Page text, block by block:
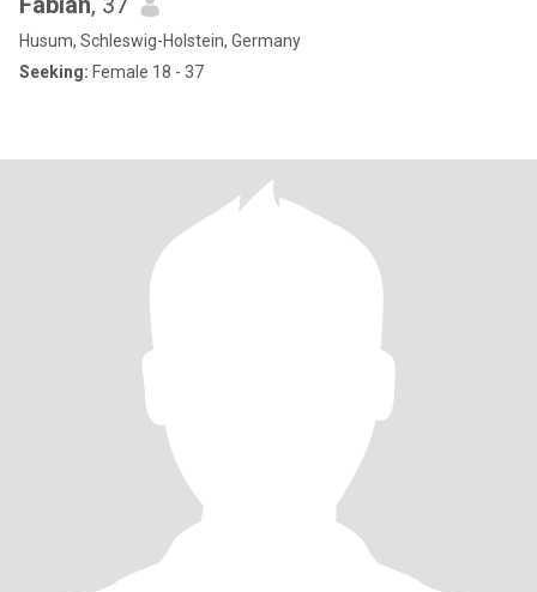
Husum, Schleswig-Holstein, Germany
Seeking: Female 18 - 37